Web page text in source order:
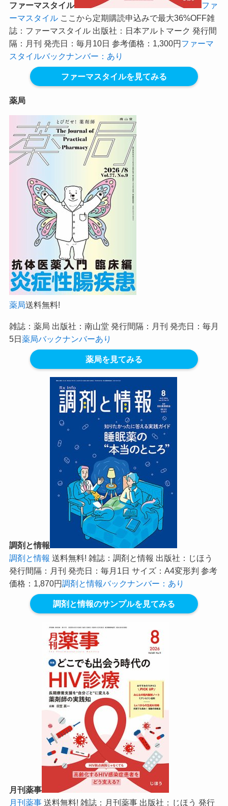
ファーマスタイル
ファ
ーマスタイル ここから定期購読申込みで最大36%OFF雑
誌：ファーマスタイル 出版社：日本アルトマーク 発行間
隔：月刊 発売日：毎月10日 参考価格：1,300円ファーマ
スタイルバックナンバー：あり
ファーマスタイルを見てみる
薬局
薬局送料無料!
雑誌：薬局 出版社：南山堂 発行間隔：月刊 発売日：毎月
5日薬局バックナンバーあり
薬局を見てみる
調剤と情報
調剤と情報 送料無料! 雑誌：調剤と情報 出版社：じほう
発行間隔：月刊 発売日：毎月1日 サイズ：A4変形判 参考
価格：1,870円調剤と情報バックナンバー：あり
調剤と情報のサンプルを見てみる
月刊薬事
月刊薬事送料無料! 雑誌：月刊薬事 出版社：じほう 発行